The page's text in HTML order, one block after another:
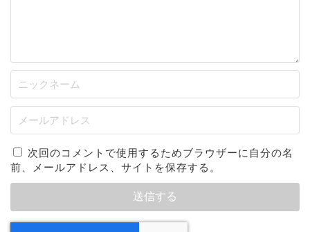
次回のコメントで使用するためブラウザーに自分の名
前、メールアドレス、サイトを保存する。